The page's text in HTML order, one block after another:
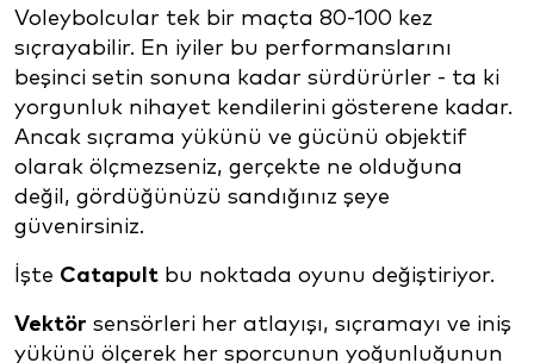
Voleybolcular tek bir maçta 80-100 kez
sıçrayabilir. En iyiler bu performanslarını
beşinci setin sonuna kadar sürdürürler - ta ki
yorgunluk nihayet kendilerini gösterene kadar.
Ancak sıçrama yükünü ve gücünü objektif
olarak ölçmezseniz, gerçekte ne olduğuna
değil, gördüğünüzü sandığınız şeye
güvenirsiniz.
İşte Catapult bu noktada oyunu değiştiriyor.
Vektör sensörleri her atlayışı, sıçramayı ve iniş
yükünü ölçerek her sporcunun yoğunluğunun